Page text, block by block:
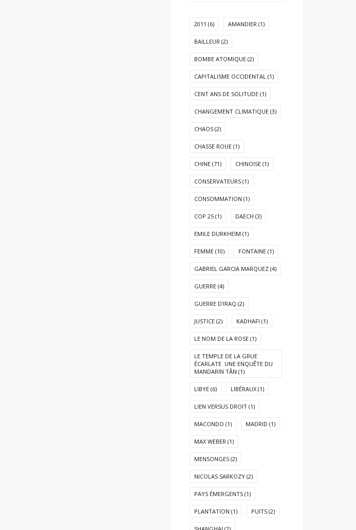
2011 (6) AMANDIER(1)
BAILLEUR(2)
BOMBE ATOMIQUE(2)
CAPITALISME OCCIDENTAL(1)
CENT ANS DE SOLITUDE(1)
CHANGEMENT CLIMATIQUE(3)
CHAOS(2)
CHASSE ROUE(1)
CHINE(71) CHINOISE(1)
CONSERVATEURS(1)
CONSOMMATION (1)
COP 25(1) DAECH (3)
EMILE DURKHEIM (1)
FEMME(10) FONTAINE(1)
GABRIEL GARCIA MARQUEZ(4)
GUERRE(4)
GUERRE D'IRAQ (2)
JUSTICE(2) KADHAFI (1)
LE NOM DE LA ROSE(1)
LE TEMPLE DE LA GRUE
ÉCARLATE. UNE ENQUÊTE DU
MANDARIN TÂN (1)
LIBYE(6) LIBÉRAUX(1)
LIEN VERSUS DROIT(1)
MACONDO (1) MADRID (1)
MAX WEBER(1)
MENSONGES(2)
NICOLAS SARKOZY(2)
PAYS ÉMERGENTS(1)
PLANTATION (1) PUITS(2)